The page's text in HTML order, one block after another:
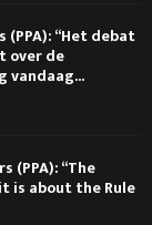
“Het debat
over de
vandaag...
(PPA): “The
is about the Rule